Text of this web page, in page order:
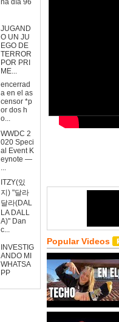
na día 96
JUGAND
O UN JU
EGO DE
TERROR
POR PRI
ME...
encerrad
a en el as
censor *p
or dos h
o...
WWDC 2
020 Speci
al Event K
eynote —
...
ITZY(있
지) "달라
달라(DAL
LA DALL
A)" Dan
c...
INVESTIG
ANDO MI
WHATSA
PP
Popular Videos